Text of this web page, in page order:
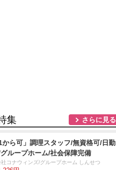
集 さらに見る
1から可」調理スタッフ/無資格可/日勤
ループホーム/社会保障完備
コナウィンズ/グループホーム しんせつ